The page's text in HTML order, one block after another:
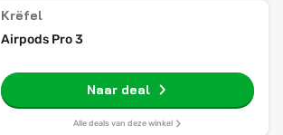
Krëfel
Airpods Pro 3
Naar deal
Alle deals van deze winkel